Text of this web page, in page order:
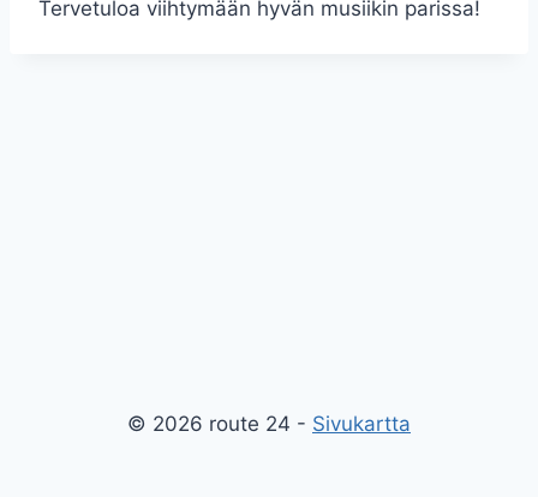
Tervetuloa viihtymään hyvän musiikin parissa!
© 2026 route 24 - Sivukartta